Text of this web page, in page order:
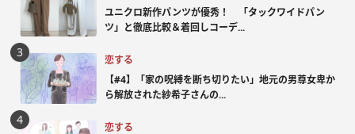
ユニクロ新作パンツが優秀！ 「タックワイドパン
ツ」と徹底比較＆着回しコーデ...
恋する
【#4】「家の呪縛を断ち切りたい」地元の男尊女卑か
ら解放された紗希子さんの...
恋する